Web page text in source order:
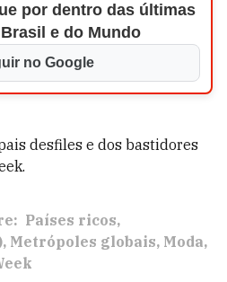
por dentro das últimas
e do Mundo
no Google
desfiles e dos bastidores
Países ricos
Metrópoles globais Moda